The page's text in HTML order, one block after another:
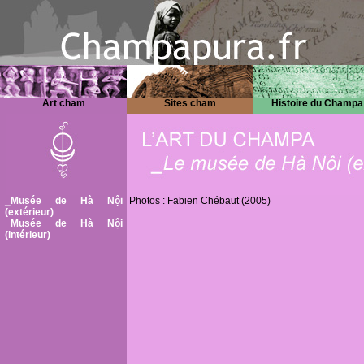
Art cham Sites cham Histoire du Champa
_Musée de Hà Nội
(extérieur)
_Musée de Hà Nội
(intérieur)
Photos : Fabien Chébaut (2005)